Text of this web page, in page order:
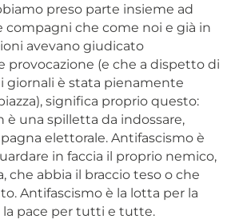
preso parte insieme ad
compagni che come noi e già in
avevano giudicato
provocazione (e che a dispetto di
giornali è stata pienamente
significa proprio questo:
è una spilletta da indossare,
elettorale. Antifascismo è
in faccia il proprio nemico,
che abbia il braccio teso o che
Antifascismo è la lotta per la
la pace per tutti e tutte.